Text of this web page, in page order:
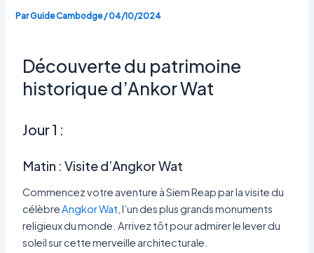
ParGuide Cambodge/04/10/2024
Découverte du patrimoine
historique d’Ankor Wat
Jour 1 :
Matin : Visite d’Angkor Wat
Commencez votre aventure à Siem Reap par la visite du
célèbreAngkor Wat , l’un des plus grands monuments
religieux du monde. Arrivez tôt pour admirer le lever du
soleil sur cette merveille architecturale.